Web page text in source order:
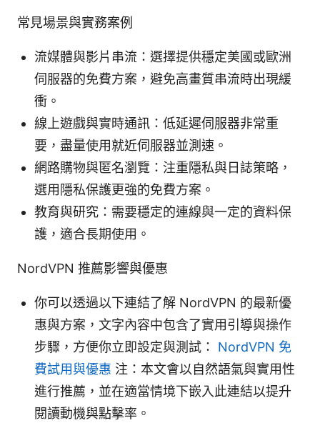
常見場景與實務案例
流媒體與影片串流：選擇提供穩定美國或歐洲
伺服器的免費方案，避免高畫質串流時出現緩
衝。
線上遊戲與實時通訊：低延遲伺服器非常重
要，盡量使用就近伺服器並測速。
網路購物與匿名瀏覽：注重隱私與日誌策略，
選用隱私保護更強的免費方案。
教育與研究：需要穩定的連線與一定的資料保
護，適合長期使用。
NordVPN 推薦影響與優惠
你可以透過以下連結了解 NordVPN 的最新優
惠與方案，文字內容中包含了實用引導與操作
步驟，方便你立即設定與測試： NordVPN 免
費試用與優惠 注：本文會以自然語氣與實用性
進行推薦，並在適當情境下嵌入此連結以提升
閱讀動機與點擊率。